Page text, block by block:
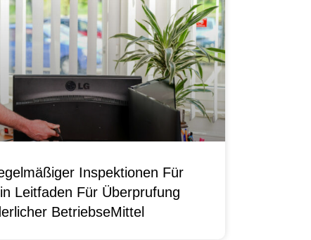
Inspektionen Für
Leitfaden Für Überprufung
BetriebseMittel